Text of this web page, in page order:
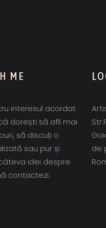
ME
interesul acordat
dorești să afli mai
să discuți o
sau pur și
idei despre
contactezi.
de